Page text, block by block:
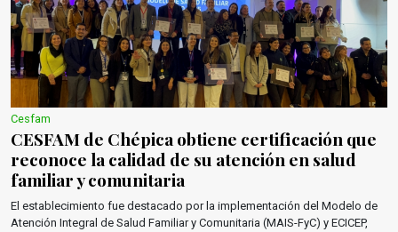
Cesfam
CESFAM de Chépica obtiene certificación que
reconoce la calidad de su atención en salud
familiar y comunitaria
El establecimiento fue destacado por la implementación del Modelo de
Atención Integral de Salud Familiar y Comunitaria (MAIS-FyC) y ECICEP,